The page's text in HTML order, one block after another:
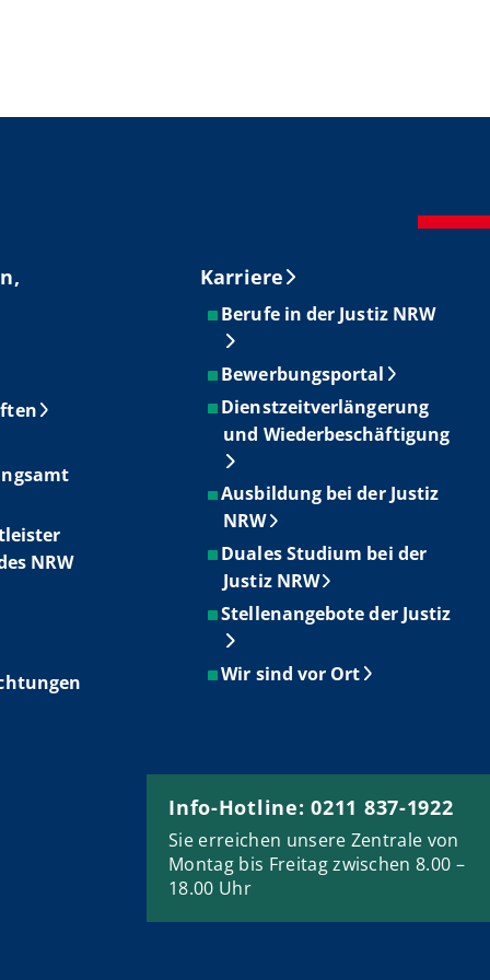
NRW
Karriere
Berufe in der Justiz NRW
Bewerbungsportal
Dienstzeitverlängerung
und Wiederbeschäftigung
Ausbildung bei der Justiz
NRW
Duales Studium bei der
Justiz NRW
Stellenangebote der Justiz
Wir sind vor Ort
Info-Hotline: 0211 837-1922
Sie erreichen unsere Zentrale von
Montag bis Freitag zwischen 8.00 –
18.00 Uhr